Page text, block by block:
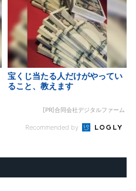
宝くじ当たる人だけがやってい
ること、教えます
[PR]合同会社デジタルファーム
Recommended by